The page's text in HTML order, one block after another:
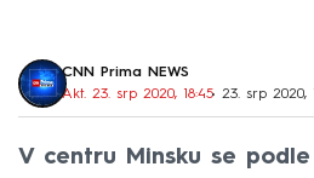
CNN Prima NEWS
Akt. 23. srp 2020, 18:45• 23. srp 2020,
V centru Minsku se